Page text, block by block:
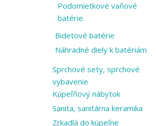
Podomietkové vaňové
batérie
Bidetové batérie
Náhradné diely k batériám
Sprchové sety, sprchové
vybavenie
Kúpeľňový nábytok
Sanita, sanitárna keramika
Zrkadlá do kúpeľne